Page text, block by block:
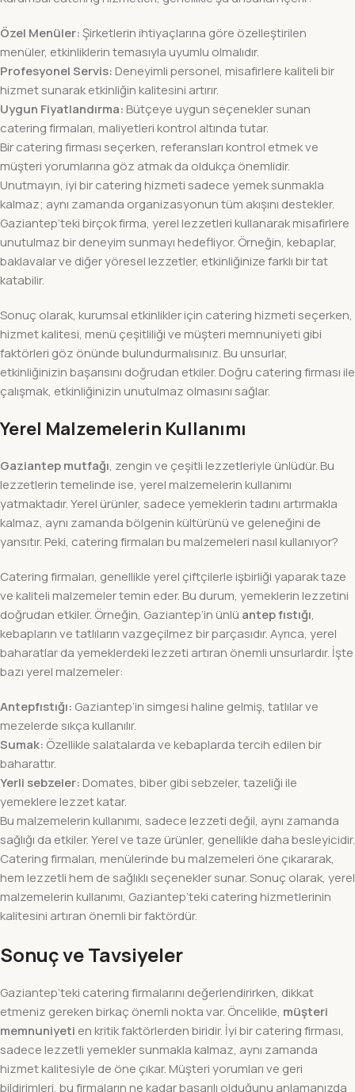
Özel Menüler:Şirketlerin ihtiyaçlarına göre özelleştirilen
menüler, etkinliklerin temasıyla uyumlu olmalıdır.
Profesyonel Servis: Deneyimli personel, misafirlere kaliteli bir
hizmet sunarak etkinliğin kalitesini artırır.
Uygun Fiyatlandırma: Bütçeye uygun seçenekler sunan
catering firmaları, maliyetleri kontrol altında tutar.
Bir catering firması seçerken, referansları kontrol etmek ve
müşteri yorumlarına göz atmak da oldukça önemlidir.
Unutmayın, iyi bir catering hizmeti sadece yemek sunmakla
kalmaz; aynı zamanda organizasyonun tüm akışını destekler.
Gaziantep’teki birçok firma, yerel lezzetleri kullanarak misafirlere
unutulmaz bir deneyim sunmayı hedefliyor. Örneğin, kebaplar,
baklavalar ve diğer yöresel lezzetler, etkinliğinize farklı bir tat
katabilir.
Sonuç olarak, kurumsal etkinlikler için catering hizmeti seçerken,
hizmet kalitesi, menü çeşitliliği ve müşteri memnuniyeti gibi
faktörleri göz önünde bulundurmalısınız. Bu unsurlar,
etkinliğinizin başarısını doğrudan etkiler. Doğru catering firması ile
çalışmak, etkinliğinizin unutulmaz olmasını sağlar.
Yerel Malzemelerin Kullanımı
Gaziantep mutfağı, zengin ve çeşitli lezzetleriyle ünlüdür. Bu
lezzetlerin temelinde ise, yerel malzemelerin kullanımı
yatmaktadır. Yerel ürünler, sadece yemeklerin tadını artırmakla
kalmaz, aynı zamanda bölgenin kültürünü ve geleneğini de
yansıtır. Peki, catering firmaları bu malzemeleri nasıl kullanıyor?
Catering firmaları, genellikle yerel çiftçilerle işbirliği yaparak taze
ve kaliteli malzemeler temin eder. Bu durum, yemeklerin lezzetini
doğrudan etkiler. Örneğin, Gaziantep’in ünlü antep fıstığı,
kebapların ve tatlıların vazgeçilmez bir parçasıdır. Ayrıca, yerel
baharatlar da yemeklerdeki lezzeti artıran önemli unsurlardır. İşte
bazı yerel malzemeler:
Antepfıstığı: Gaziantep’in simgesi haline gelmiş, tatlılar ve
mezelerde sıkça kullanılır.
Sumak: Özellikle salatalarda ve kebaplarda tercih edilen bir
baharattır.
Yerli sebzeler: Domates, biber gibi sebzeler, tazeliği ile
yemeklere lezzet katar.
Bu malzemelerin kullanımı, sadece lezzeti değil, aynı zamanda
sağlığı da etkiler. Yerel ve taze ürünler, genellikle daha besleyicidir.
Catering firmaları, menülerinde bu malzemeleri öne çıkararak,
hem lezzetli hem de sağlıklı seçenekler sunar. Sonuç olarak, yerel
malzemelerin kullanımı, Gaziantep’teki catering hizmetlerinin
kalitesini artıran önemli bir faktördür.
Sonuç ve Tavsiyeler
Gaziantep’teki catering firmalarını değerlendirirken, dikkat
etmeniz gereken birkaç önemli nokta var. Öncelikle, müşteri
memnuniyeti en kritik faktörlerden biridir. İyi bir catering firması,
sadece lezzetli yemekler sunmakla kalmaz, aynı zamanda
hizmet kalitesiyle de öne çıkar. Müşteri yorumları ve geri
bildirimleri, bu firmaların ne kadar başarılı olduğunu anlamanızda